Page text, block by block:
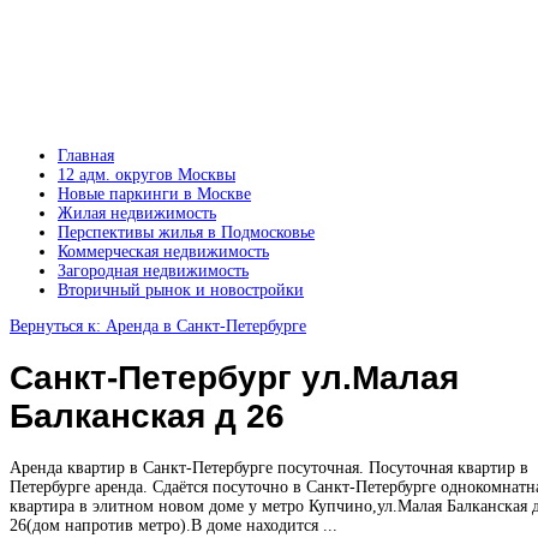
Главная
12 адм. округов Москвы
Новые паркинги в Москве
Жилая недвижимость
Перспективы жилья в Подмосковье
Коммерческая недвижимость
Загородная недвижимость
Вторичный рынок и новостройки
Вернуться к: Аренда в Санкт-Петербурге
Санкт-Петербург ул.Малая
Балканская д 26
Аренда квартир в Санкт-Петербурге посуточная. Посуточная квартир в
Петербурге аренда. Сдаётся посуточно в Санкт-Петербурге
квартира в элитном новом доме у метро Купчино,ул.Малая Балканская
26(дом напротив метро).В доме находится ...